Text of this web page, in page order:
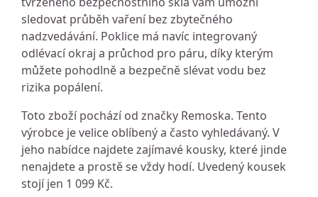
sledovat průběh vaření bez zbytečného
nadzvedávání. Poklice má navíc integrovaný
odlévací okraj a průchod pro páru, díky kterým
můžete pohodlně a bezpečně slévat vodu bez
rizika popálení.
Toto zboží pochází od značky Remoska. Tento
výrobce je velice oblíbený a často vyhledávaný. V
jeho nabídce najdete zajímavé kousky, které jinde
nenajdete a prostě se vždy hodí. Uvedený kousek
stojí jen 1 099 Kč.